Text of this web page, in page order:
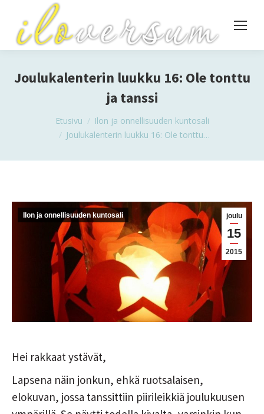
Joulukalenterin luukku 16: Ole tonttu
ja tanssi
You are here:
Etusivu
Ilon ja onnellisuuden kuntosali
Joulukalenterin luukku 16: Ole tonttu…
joulu
15
2015
Ilon ja onnellisuuden kuntosali
Hei rakkaat ystävät,
Lapsena näin jonkun, ehkä ruotsalaisen,
elokuvan, jossa tanssittiin piirileikkiä joulukuusen